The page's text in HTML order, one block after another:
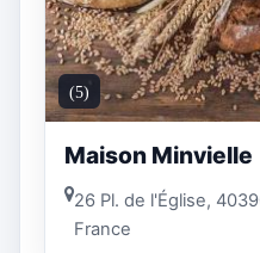
(5)
Maison Minvielle
26 Pl. de l'Église,
France